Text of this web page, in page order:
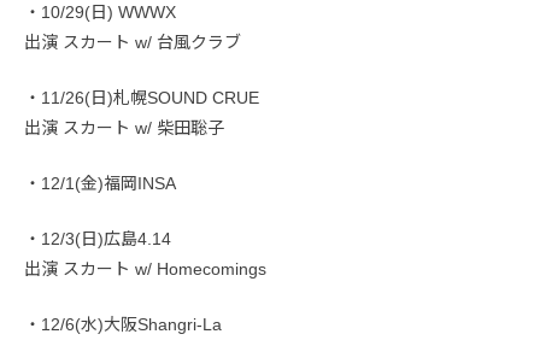
・10/29(日) WWWX
出演 スカート w/ 台風クラブ
・11/26(日)札幌SOUND CRUE
出演 スカート w/ 柴田聡子
・12/1(金)福岡INSA
・12/3(日)広島4.14
出演 スカート w/ Homecomings
・12/6(水)大阪Shangri-La